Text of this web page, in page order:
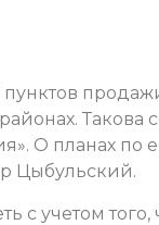
пунктов
Такова
О планах по
Цыбульский.
с учетом